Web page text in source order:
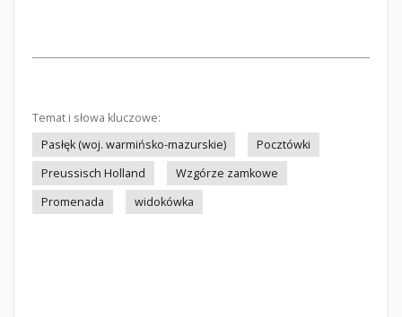
Temat i słowa kluczowe:
Pasłęk (woj. warmińsko-mazurskie)
Pocztówki
Preussisch Holland
Wzgórze zamkowe
Promenada
widokówka